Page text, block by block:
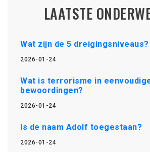
LAATSTE
Wat zijn de 5 dreigingsniveaus?
2026-01-24
Wat is terrorisme in
bewoordingen?
2026-01-24
Is de naam Adolf toegestaan?
2026-01-24